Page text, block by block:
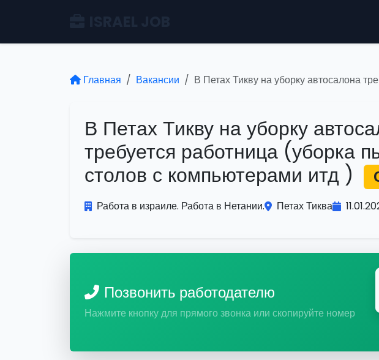
Главная Вакансии В Петах Тикву на уборку автосалона
В Петах Тикву на уборку
требуется работница (уборка
столов с компьютерами итд )
Работа в израиле. Работа в Нетании. Петах Тиква
Позвонить работодателю
Нажмите кнопку для прямого звонка или скопируйте номер